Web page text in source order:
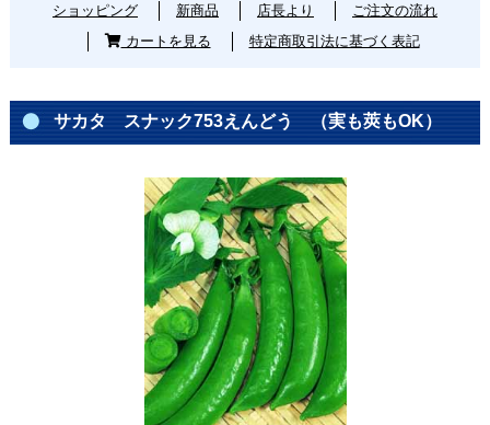
ショッピング 新商品 店長より
ご注文の流れ
カートを見る
特定商取引法に基づく表記
サカタ スナック753えんどう （実も莢もOK）